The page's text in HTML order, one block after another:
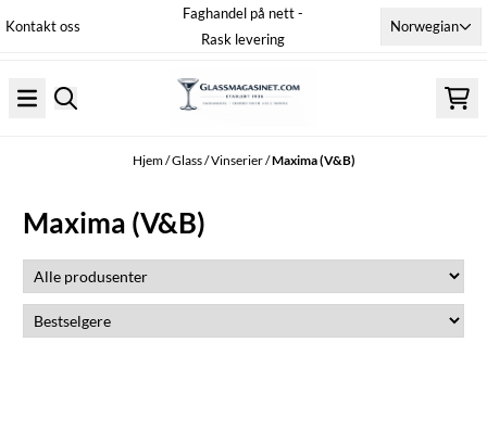
Hopp til innhold
Kontakt oss
Faghandel på nett -
Rask levering
Norwegian
Hjem/Glass/Vinserier/Maxima (V&B)
Maxima (V&B)